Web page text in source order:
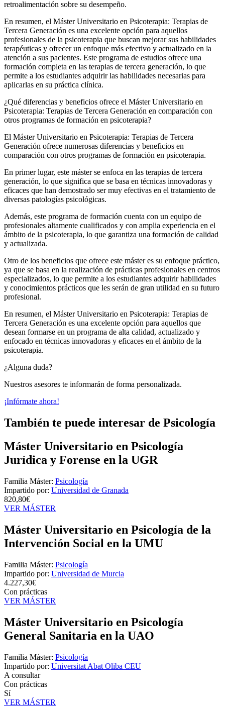
retroalimentación sobre su desempeño.
En resumen, el Máster Universitario en Psicoterapia: Terapias de
Tercera Generación es una excelente opción para aquellos
profesionales de la psicoterapia que buscan mejorar sus habilidades
terapéuticas y ofrecer un enfoque más efectivo y actualizado en la
atención a sus pacientes. Este programa de estudios ofrece una
formación completa en las terapias de tercera generación, lo que
permite a los estudiantes adquirir las habilidades necesarias para
aplicarlas en su práctica clínica.
¿Qué diferencias y beneficios ofrece el Máster Universitario en
Psicoterapia: Terapias de Tercera Generación en comparación con
otros programas de formación en psicoterapia?
El Máster Universitario en Psicoterapia: Terapias de Tercera
Generación ofrece numerosas diferencias y beneficios en
comparación con otros programas de formación en psicoterapia.
En primer lugar, este máster se enfoca en las terapias de tercera
generación, lo que significa que se basa en técnicas innovadoras y
eficaces que han demostrado ser muy efectivas en el tratamiento de
diversas patologías psicológicas.
Además, este programa de formación cuenta con un equipo de
profesionales altamente cualificados y con amplia experiencia en el
ámbito de la psicoterapia, lo que garantiza una formación de calidad
y actualizada.
Otro de los beneficios que ofrece este máster es su enfoque práctico,
ya que se basa en la realización de prácticas profesionales en centros
especializados, lo que permite a los estudiantes adquirir habilidades
y conocimientos prácticos que les serán de gran utilidad en su futuro
profesional.
En resumen, el Máster Universitario en Psicoterapia: Terapias de
Tercera Generación es una excelente opción para aquellos que
desean formarse en un programa de alta calidad, actualizado y
enfocado en técnicas innovadoras y eficaces en el ámbito de la
psicoterapia.
¿Alguna duda?
Nuestros asesores te informarán de forma personalizada.
¡Infórmate ahora!
También te puede interesar de Psicología
Máster Universitario en Psicología
Jurídica y Forense en la UGR
Familia Máster: Psicología
Impartido por: Universidad de Granada
820,80€
VER MÁSTER
Máster Universitario en Psicología de la
Intervención Social en la UMU
Familia Máster: Psicología
Impartido por: Universidad de Murcia
4.227,30€
Con prácticas
VER MÁSTER
Máster Universitario en Psicología
General Sanitaria en la UAO
Familia Máster: Psicología
Impartido por: Universitat Abat Oliba CEU
A consultar
Con prácticas
Sí
VER MÁSTER